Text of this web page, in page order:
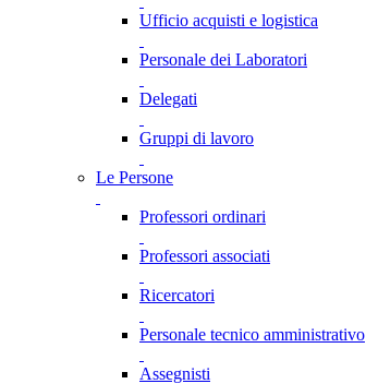
Ufficio acquisti e logistica
Personale dei Laboratori
Delegati
Gruppi di lavoro
Le Persone
Professori ordinari
Professori associati
Ricercatori
Personale tecnico amministrativo
Assegnisti